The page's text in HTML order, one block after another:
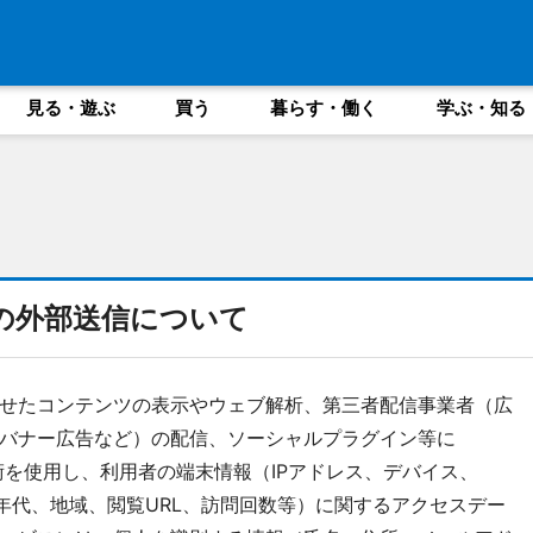
見る・遊ぶ 買う 暮らす・働く 学ぶ・知る
外部送信について
たコンテンツの表示やウェブ解析、第三者配信事業者（広
ナー広告など）の配信、ソーシャルプラグイン等に
用し、利用者の端末情報（IPアドレス、デバイス、
、地域、閲覧URL、訪問回数等）に関するアクセスデー